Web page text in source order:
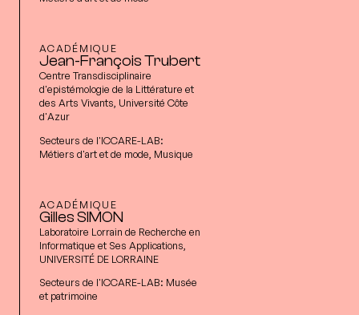
ACADÉMIQUE
Jean-François Trubert
Centre Transdisciplinaire
d'epistémologie de la Littérature et
des Arts Vivants, Université Côte
d'Azur
Secteurs de l'ICCARE-LAB:
Métiers d'art et de mode, Musique
ACADÉMIQUE
Gilles SIMON
Laboratoire Lorrain de Recherche en
Informatique et Ses Applications,
UNIVERSITÉ DE LORRAINE
Secteurs de l'ICCARE-LAB: Musée
et patrimoine